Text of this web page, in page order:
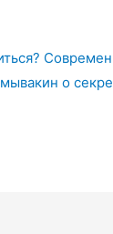
о